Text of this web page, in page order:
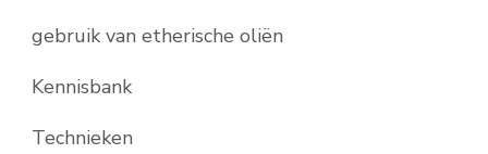
gebruik van etherische oliën
Kennisbank
Technieken